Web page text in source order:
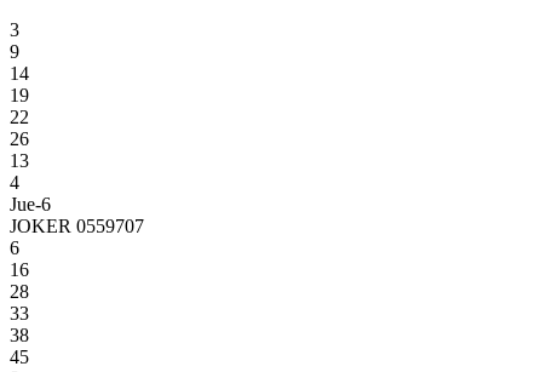
3
9
14
19
22
26
13
4
Jue-6
JOKER 0559707
6
16
28
33
38
45